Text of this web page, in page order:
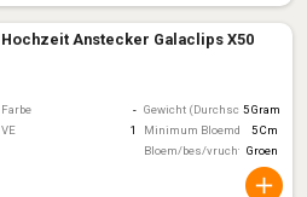
Hochzeit Anstecker Galaclips X50
Farbe - Gewicht (Durchschnitt)
5 Gram
VE
1 Minimum Bloemdiameter
5 Cm
Bloem/bes/vruchtkleur
Groen